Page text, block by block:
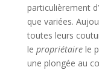
particulièrement
que variées.
toutes leurs
le propriétairele
une plongée au